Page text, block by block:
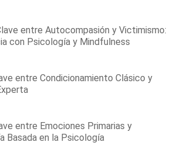
entre Autocompasión y Victimismo:
con Psicología y Mindfulness
entre Condicionamiento Clásico y
entre Emociones Primarias y
Basada en la Psicología